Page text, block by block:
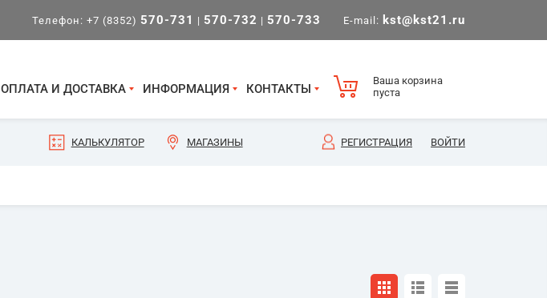
Телефон: +7 (8352) 570-731 | 570-732 | 570-733 E-mail: kst@kst21.ru
ОПЛАТА И ДОСТАВКА ИНФОРМАЦИЯ КОНТАКТЫ
Ваша корзина
пуста
КАЛЬКУЛЯТОР МАГАЗИНЫ РЕГИСТРАЦИЯ ВОЙТИ